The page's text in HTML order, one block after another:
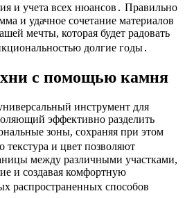
и учета всех нюансов․ Правильно
и удачное сочетание материалов
мечты, которая будет радовать
долгие годы․
с помощью камня
инструмент для
эффективно разделить
зоны, сохраняя при этом
текстура и цвет позволяют
между различными участками,
и создавая комфортную
распространенных способов